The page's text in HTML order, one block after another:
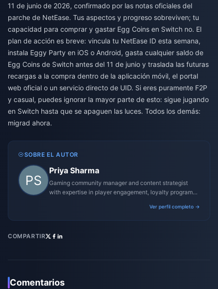
11 de junio de 2026, confirmado por las notas oficiales del
parche de NetEase. Tus aspectos y progreso sobreviven; tu
capacidad para comprar y gastar Egg Coins en Switch no. El
plan de acción es breve: vincula tu NetEase ID esta semana,
instala Eggy Party en iOS o Android, gasta cualquier saldo de
Egg Coins de Switch antes del 11 de junio y traslada las futuras
recargas a la compra dentro de la aplicación móvil, el portal
web oficial o un servicio directo de UID. Si eres puramente F2P
y casual, puedes ignorar la mayor parte de esto: sigue jugando
en Switch hasta que se apaguen las luces. Todos los demás:
migrad ahora.
SOBRE EL AUTOR
Priya Sharma
Gaming community manager and content strategist
with expertise in player engagement, loyalty programs,
Ver perfil completo →
COMPARTIR
Comentarios